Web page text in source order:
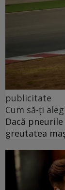
publicitate
Cum să-ți
Dacă
greutatea